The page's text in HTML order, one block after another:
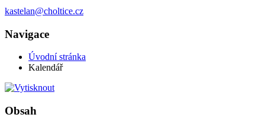
kastelan@choltice.cz
Navigace
Úvodní stránka
Kalendář
Obsah